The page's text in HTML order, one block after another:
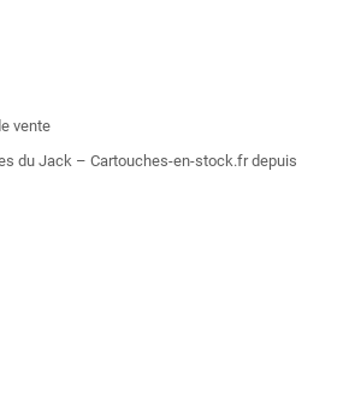
vente
du Jack – Cartouches-en-stock.fr depuis